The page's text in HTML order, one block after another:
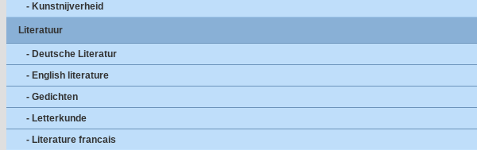
- Kunstnijverheid
Literatuur
- Deutsche Literatur
- English literature
- Gedichten
- Letterkunde
- Literature francais